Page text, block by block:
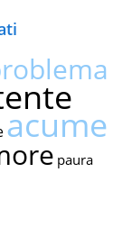
acume
paura